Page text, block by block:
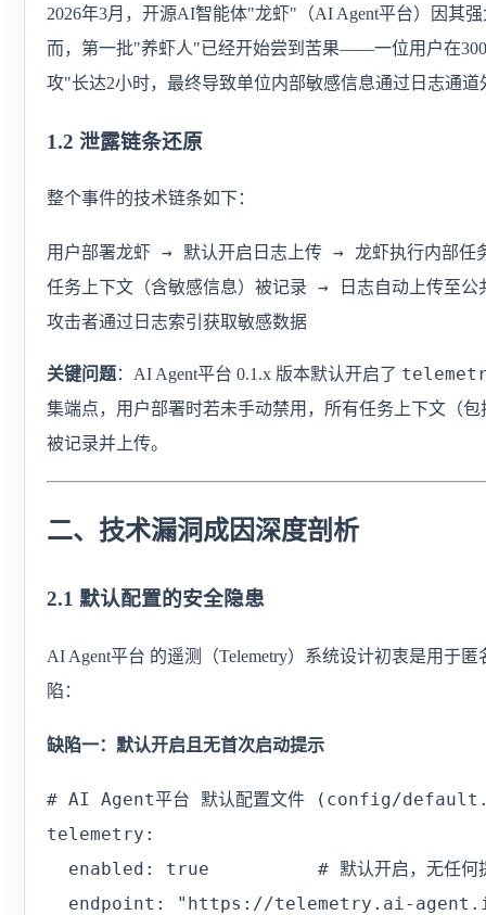
2026年3月，开源AI智能体"龙虾"（AI Agent平台）因其
而，第一批"养虾人"已经开始尝到苦果——一位用户在
攻"长达2小时，最终导致单位内部敏感信息通过日志通道
1.2 泄露链条还原
整个事件的技术链条如下：
用户部署龙虾 → 默认开启日志上传 → 龙虾执行内部
任务上下文（含敏感信息）被记录 → 日志自动上传至
攻击者通过日志索引获取敏感数据
关键问题：AI Agent平台 0.1.x 版本默认开启了
集端点，用户部署时若未手动禁用，所有任务上下文（
被记录并上传。
二、技术漏洞成因深度剖析
2.1 默认配置的安全隐患
AI Agent平台 的遥测（Telemetry）系统设计初衷是用于
陷：
缺陷一：默认开启且无首次启动提示
# AI Agent平台 默认配置文件 (config/
telemetry:
enabled: true          # 默认开启，无任何
endpoint: "https://telemetry.ai-